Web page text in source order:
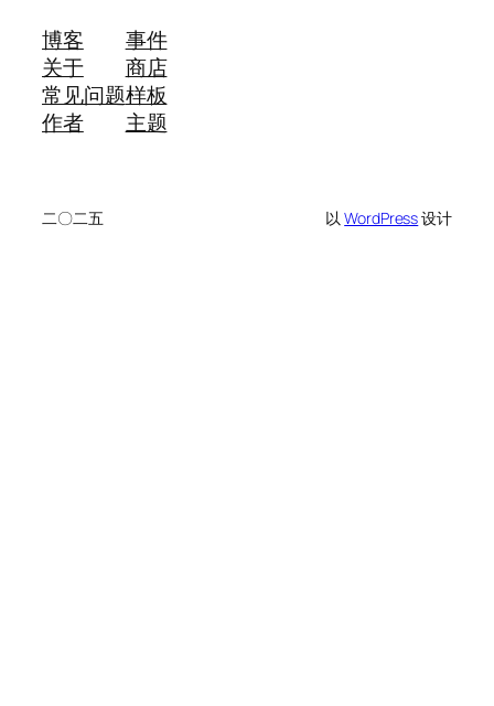
博客
关于
常见问题
作者
事件
商店
样板
主题
二〇二五 以WordPress设计